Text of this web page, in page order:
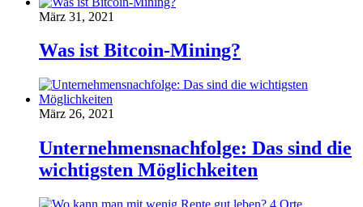
März 31, 2021
Was ist Bitcoin-Mining?
März 26, 2021
Unternehmensnachfolge: Das sind die
wichtigsten Möglichkeiten